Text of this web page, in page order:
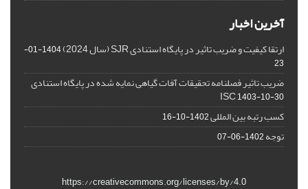
آخرین اخبار
ارتقا کیفیت و ضریب تاثیر در پایگاه استنادی SJR (سال 2024)
1404-01-
23
ضریب تاثیر فصلنامه تحقیقات آفات گیاهی نمایه شده در پایگاه استنادی
ISC1403-10-30
کسب رتبه بین المللی1402-10-16
توجه1402-06-07
https://creativecommons.org/licenses/by/4.0